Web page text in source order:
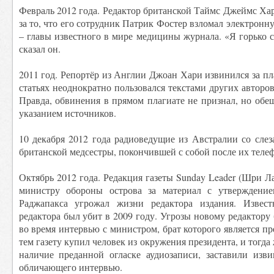
Февраль 2012 года. Редактор британской Таймс Джеймс
за то, что его сотрудник Патрик Фостер взломал
– главы известного в мире медицины журнала. «Я горько
сказал он.
2011 год. Репортёр из Англии Джоан Хари извинился за
статьях неоднократно пользовался текстами других
Правда, обвинения в прямом плагиате не признал, но
указанием источников.
10 декабря 2012 года радиоведущие из Австралии со
британской медсестры, покончившей с собой после их
Октябрь 2012 года. Редакция газеты Sunday Leader (Шри
министру обороны острова за материал с
Раджапакса угрожал жизни редактора издания.
редактора был убит в 2009 году. Угрозы новому
во время интервью с министром, брат которого является
тем газету купил человек из окружения президента, и
наличие преданной огласке аудиозаписи, заставили
обличающего интервью.